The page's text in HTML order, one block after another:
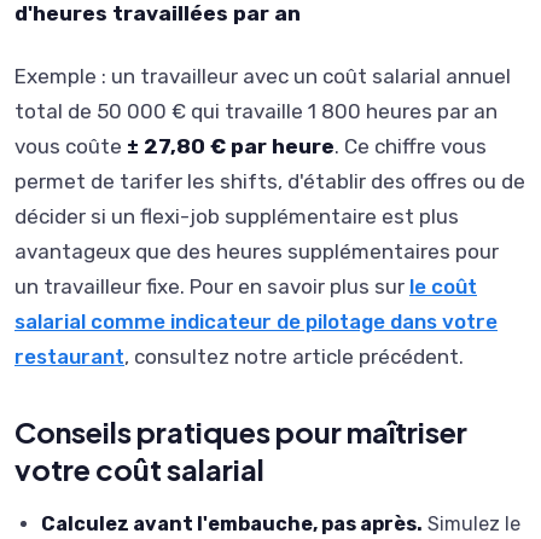
d'heures travaillées par an
Exemple : un travailleur avec un coût salarial annuel
total de 50 000 € qui travaille 1 800 heures par an
vous coûte ± 27,80 € par heure. Ce chiffre vous
permet de tarifer les shifts, d'établir des offres ou de
décider si un flexi-job supplémentaire est plus
avantageux que des heures supplémentaires pour
un travailleur fixe. Pour en savoir plus sur le coût
salarial comme indicateur de pilotage dans votre
restaurant, consultez notre article précédent.
Conseils pratiques pour maîtriser
votre coût salarial
Calculez avant l'embauche, pas après. Simulez le